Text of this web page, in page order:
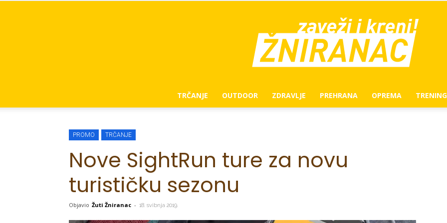
TRČANJE OUTDOOR ZDRAVLJE PREHRANA OPREMA TRENING
PROMO TRČANJE
Nove SightRun ture za novu
turističku sezonu
Objavio Žuti Žniranac - 18. svibnja 2019.